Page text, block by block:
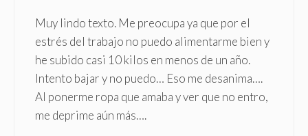
Muy lindo texto. Me preocupa ya que por el
estrés del trabajo no puedo alimentarme bien y
he subido casi 10 kilos en menos de un año.
Intento bajar y no puedo… Eso me desanima….
Al ponerme ropa que amaba y ver que no entro,
me deprime aún más….